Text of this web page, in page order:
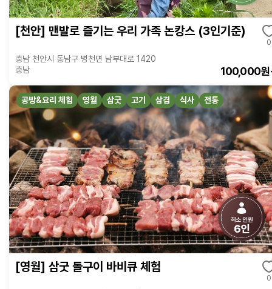
[천안] 맨발로 즐기는 우리 가족 논캉스 (3인기준)
0
충남 천안시 동남구 병천면 남부대로 1420
충남
100,000
공방&요리 체험 영월 삼굿 고기 삼겹 식사 전통
[영월] 삼굿 돌구이 바비큐 체험
0